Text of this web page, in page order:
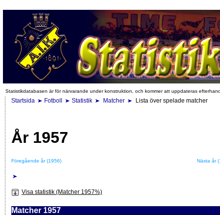
Statistikdatabasen är för närvarande under konstruktion, och kommer att uppdateras
Startsida Fotboll Statistik Matcher Lista över spelade matcher
År 1957
Föregående år (1956) Nästa år
Visa statistik (Matcher 1957%)
Matcher 1957